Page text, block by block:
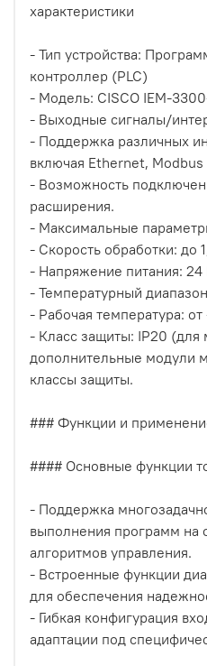
характеристики
- Тип устройства:
контроллер (PLC)
- Модель: CISCO IEM-
- Выходные сигналы/
- Поддержка различных
включая Ethernet,
- Возможность
расширения.
- Максимальные
- Скорость обработки: до
- Напряжение питания: 24
- Температурный
- Рабочая температура:
- Класс защиты: IP20 (для
дополнительные модули
классы защиты.
### Функции и
#### Основные функции
- Поддержка
выполнения программ на
алгоритмов управления.
- Встроенные функции
для обеспечения
- Гибкая конфигурация
адаптации под